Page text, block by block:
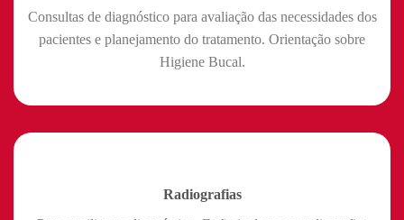
Consultas de diagnóstico para avaliação das necessidades dos
pacientes e planejamento do tratamento. Orientação sobre
Higiene Bucal.
Radiografias